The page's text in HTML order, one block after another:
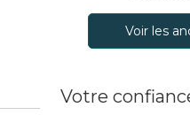
Voir les
Votre